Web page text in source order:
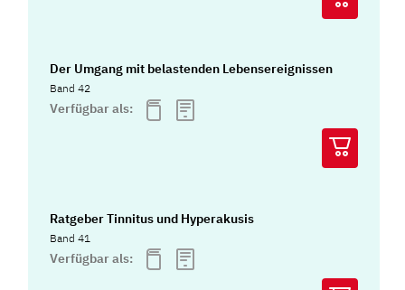
Der Umgang mit belastenden Lebensereignissen
Band 42
Verfügbar als:
Ratgeber Tinnitus und Hyperakusis
Band 41
Verfügbar als: